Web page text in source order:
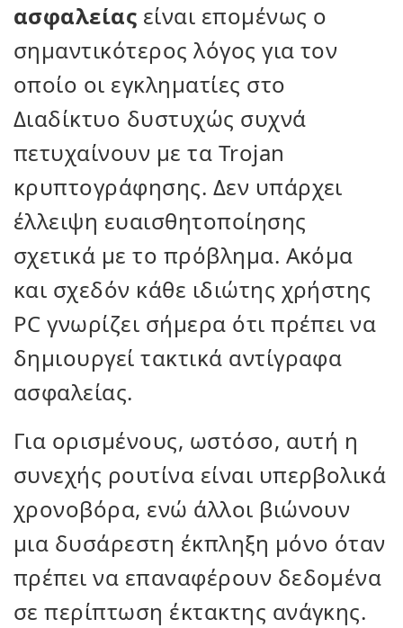
ασφαλείας είναι επομένως ο
σημαντικότερος λόγος για τον
οποίο οι εγκληματίες στο
Διαδίκτυο δυστυχώς συχνά
πετυχαίνουν με τα Trojan
κρυπτογράφησης. Δεν υπάρχει
έλλειψη ευαισθητοποίησης
σχετικά με το πρόβλημα. Ακόμα
και σχεδόν κάθε ιδιώτης χρήστης
PC γνωρίζει σήμερα ότι πρέπει να
δημιουργεί τακτικά αντίγραφα
ασφαλείας.
Για ορισμένους, ωστόσο, αυτή η
συνεχής ρουτίνα είναι υπερβολικά
χρονοβόρα, ενώ άλλοι βιώνουν
μια δυσάρεστη έκπληξη μόνο όταν
πρέπει να επαναφέρουν δεδομένα
σε περίπτωση έκτακτης ανάγκης.